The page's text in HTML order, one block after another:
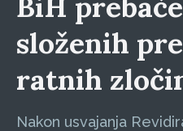
složenih
ratnih
Nakon usvajanja